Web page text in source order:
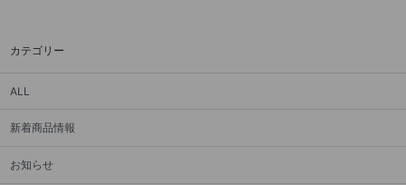
カテゴリー
ALL
新着商品情報
お知らせ